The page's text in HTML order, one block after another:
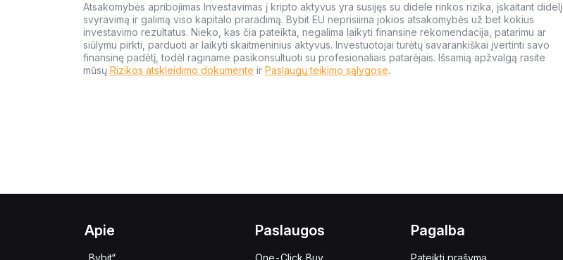
Atsakomybės apribojimas Investavimas į kripto aktyvus yra susijęs su didele rinkos rizika, įskaitant didelį
svyravimą ir galimą viso kapitalo praradimą. Bybit EU neprisiima jokios atsakomybės už bet kokius
investavimo rezultatus. Nieko, kas čia pateikta, negalima laikyti finansine rekomendacija, patarimu ar
siūlymu pirkti, parduoti ar laikyti skaitmeninius aktyvus. Investuotojai turėtų savarankiškai įvertinti savo
finansinę padėtį, todėl raginame pasikonsultuoti su profesionaliais patarėjais. Išsamią apžvalgą rasite
mūsų Rizikos atskleidimo dokumente ir Paslaugų teikimo sąlygose.
Apie
„Bybit“
Paslaugos
One-Click Buy
Pagalba
Pateikti prašymą